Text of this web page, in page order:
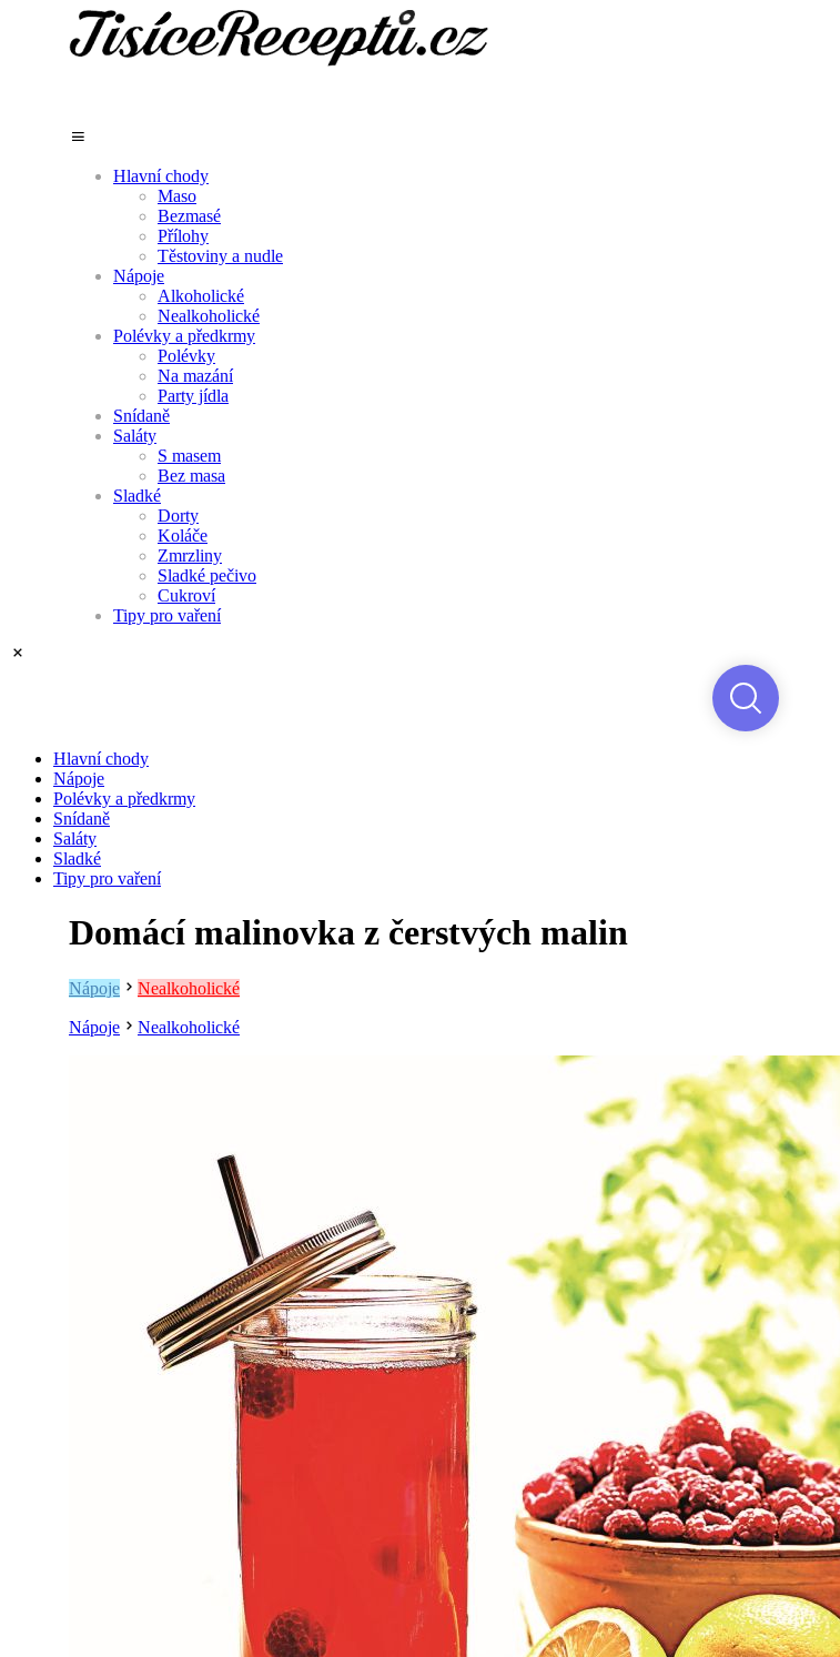
Hlavní chody
Maso
Bezmasé
Přílohy
Těstoviny a nudle
Nápoje
Alkoholické
Nealkoholické
Polévky a předkrmy
Polévky
Na mazání
Party jídla
Snídaně
Saláty
S masem
Bez masa
Sladké
Dorty
Koláče
Zmrzliny
Sladké pečivo
Cukroví
Tipy pro vaření
Hlavní chody
Nápoje
Polévky a předkrmy
Snídaně
Saláty
Sladké
Tipy pro vaření
Domácí malinovka z čerstvých malin
Nápoje Nealkoholické
Nápoje Nealkoholické